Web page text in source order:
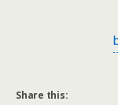
Share this: